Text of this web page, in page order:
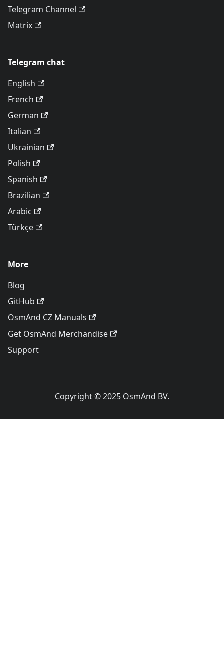
Telegram Channel
Matrix
Telegram chat
English
French
German
Italian
Ukrainian
Polish
Spanish
Brazilian
Arabic
Türkçe
More
Blog
GitHub
OsmAnd CZ Manuals
Get OsmAnd Merchandise
Support
Copyright © 2025 OsmAnd BV.